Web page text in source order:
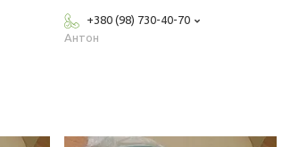
+380 (98) 730-40-70
Антон